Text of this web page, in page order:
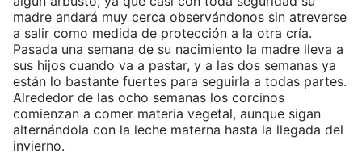
madre andará muy cerca observándonos sin atreverse
a salir como medida de protección a la otra cría.
Pasada una semana de su nacimiento la madre lleva a
sus hijos cuando va a pastar, y a las dos semanas ya
están lo bastante fuertes para seguirla a todas partes.
Alrededor de las ocho semanas los corcinos
comienzan a comer materia vegetal, aunque sigan
alternándola con la leche materna hasta la llegada del
invierno.